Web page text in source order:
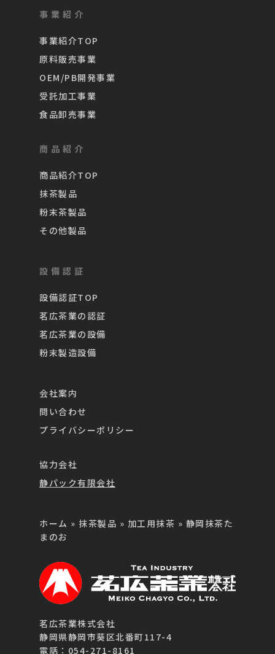
事業紹介
事業紹介TOP
原料販売事業
OEM/PB開発事業
受託加工事業
食品卸売事業
商品紹介
商品紹介TOP
抹茶製品
粉末茶製品
その他製品
設備認証
設備認証TOP
茗広茶業の認証
茗広茶業の設備
粉末製造設備
会社案内
問い合わせ
プライバシーポリシー
協力会社
静パック有限会社
ホーム » 抹茶製品 » 加工用抹茶 » 静岡抹茶た
まのお
茗広茶業株式会社
静岡県静岡市葵区北番町117-4
電話：054-271-8161